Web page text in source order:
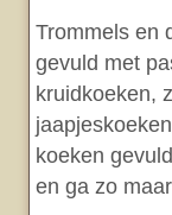
Trommels en
gevuld met
kruidkoeken,
koeken
en ga zo